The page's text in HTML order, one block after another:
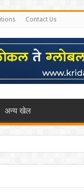
Contact Us
अन्य खेल